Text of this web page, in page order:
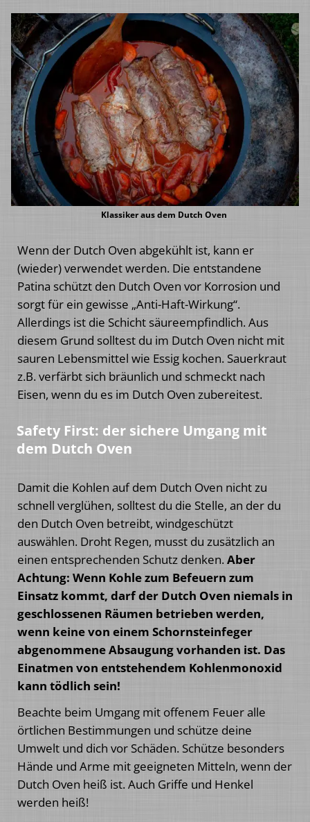
Klassiker aus dem Dutch Oven
Wenn der Dutch Oven abgekühlt ist, kann er
(wieder) verwendet werden. Die entstandene
Patina schützt den Dutch Oven vor Korrosion und
sorgt für ein gewisse „Anti-Haft-Wirkung“.
Allerdings ist die Schicht säureempfindlich. Aus
diesem Grund solltest du im Dutch Oven nicht mit
sauren Lebensmittel wie Essig kochen. Sauerkraut
z.B. verfärbt sich bräunlich und schmeckt nach
Eisen, wenn du es im Dutch Oven zubereitest.
Safety First: der sichere Umgang mit
dem Dutch Oven
Damit die Kohlen auf dem Dutch Oven nicht zu
schnell verglühen, solltest du die Stelle, an der du
den Dutch Oven betreibt, windgeschützt
auswählen. Droht Regen, musst du zusätzlich an
einen entsprechenden Schutz denken.Aber
Achtung: Wenn Kohle zum Befeuern zum
Einsatz kommt, darf der Dutch Oven niemals in
geschlossenen Räumen betrieben werden,
wenn keine von einem Schornsteinfeger
abgenommene Absaugung vorhanden ist. Das
Einatmen von entstehendem Kohlenmonoxid
kann tödlich sein!
Beachte beim Umgang mit offenem Feuer alle
örtlichen Bestimmungen und schütze deine
Umwelt und dich vor Schäden. Schütze besonders
Hände und Arme mit geeigneten Mitteln, wenn der
Dutch Oven heiß ist. Auch Griffe und Henkel
werden heiß!